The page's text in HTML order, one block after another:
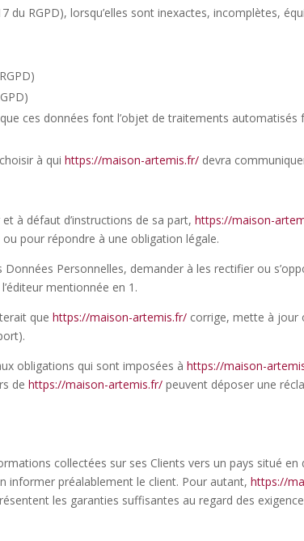
du RGPD), lorsqu’elles sont inexactes, incomplètes,
RGPD)
)
ces données font l’objet de traitements
à quihttps://maison-artemis.fr/ devra
et à défaut d’instructions de sa part,https://maison-
pour répondre à une obligation légale.
Données Personnelles, demander à les rectifier ou
mentionnée en 1.
quehttps://maison-artemis.fr/ corrige, mette à jour
obligations qui sont imposées àhttps://maison-
dehttps://maison-artemis.fr/ peuvent déposer une
collectées sur ses Clients vers un pays situé en
informer préalablement le client. Pour autant,https://
les garanties suffisantes au regard des